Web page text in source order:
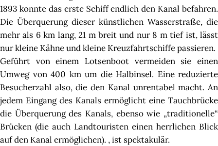
1893 konnte das erste Schiff endlich den Kanal befahren.
Die Überquerung dieser künstlichen Wasserstraße, die
mehr als 6 km lang, 21 m breit und nur 8 m tief ist, lässt
nur kleine Kähne und kleine Kreuzfahrtschiffe passieren.
Geführt von einem Lotsenboot vermeiden sie einen
Umweg von 400 km um die Halbinsel. Eine reduzierte
Besucherzahl also, die den Kanal unrentabel macht. An
jedem Eingang des Kanals ermöglicht eine Tauchbrücke
die Überquerung des Kanals, ebenso wie „traditionelle“
Brücken (die auch Landtouristen einen herrlichen Blick
auf den Kanal ermöglichen). , ist spektakulär.